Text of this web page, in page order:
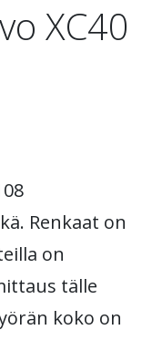
XC40
Renkaat on
on
tälle
koko on